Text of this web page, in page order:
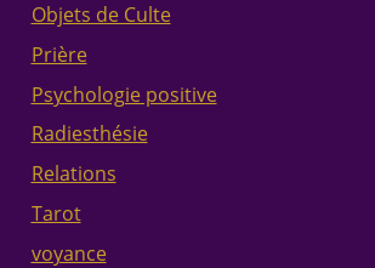
Objets de Culte
Prière
Psychologie positive
Radiesthésie
Relations
Tarot
voyance